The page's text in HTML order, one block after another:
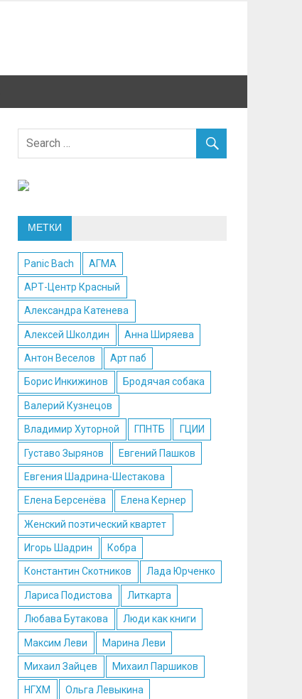
МЕТКИ
Panic Bach АГМА
АРТ-Центр Красный
Александра Катенева
Алексей Школдин Анна Ширяева
Антон Веселов Арт паб
Борис Инкижинов Бродячая собака
Валерий Кузнецов
Владимир Хуторной ГПНТБ ГЦИИ
Густаво Зырянов Евгений Пашков
Евгения Шадрина-Шестакова
Елена Берсенёва Елена Кернер
Женский поэтический квартет
Игорь Шадрин Кобра
Константин Скотников Лада Юрченко
Лариса Подистова Литкарта
Любава Бутакова Люди как книги
Максим Леви Марина Леви
Михаил Зайцев Михаил Паршиков
НГХМ Ольга Левыкина